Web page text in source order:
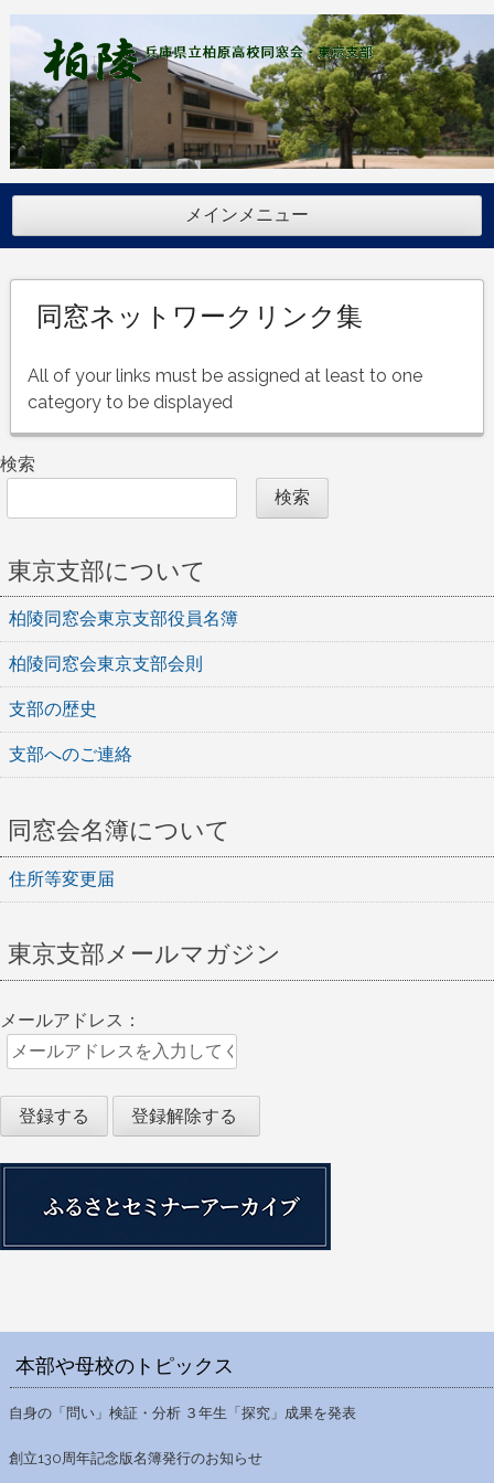
コ
テ
ン
ツ
へ
ス
ッ
メインメニュー
同窓ネットワークリンク集
All of your links must be assigned at least to one
category to be displayed
検索
検索
東京支部について
柏陵同窓会東京支部役員名簿
柏陵同窓会東京支部会則
支部の歴史
支部へのご連絡
同窓会名簿について
住所等変更届
東京支部メールマガジン
メールアドレス：
本部や母校のトピックス
自身の「問い」検証・分析 ３年生「探究」成果を発表
創立130周年記念版名簿発行のお知らせ